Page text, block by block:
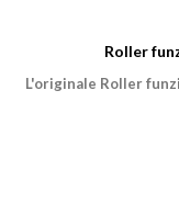
Roller
L'originale Roller